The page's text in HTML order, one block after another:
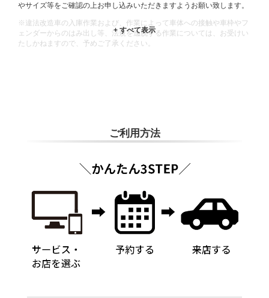
やサイズ等をご確認の上お申し込みいただきますようお願い致します。
※違法改造車の入庫作業および、作業によって車体への接触や車枠やフ
ェンダーからのはみ出し等、法規を逸脱する作業については、お受けい
たしかねますので、予めご了承ください。
ご利用方法